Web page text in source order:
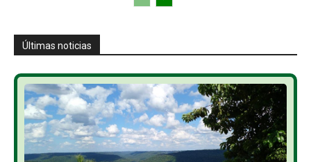
Últimas noticias